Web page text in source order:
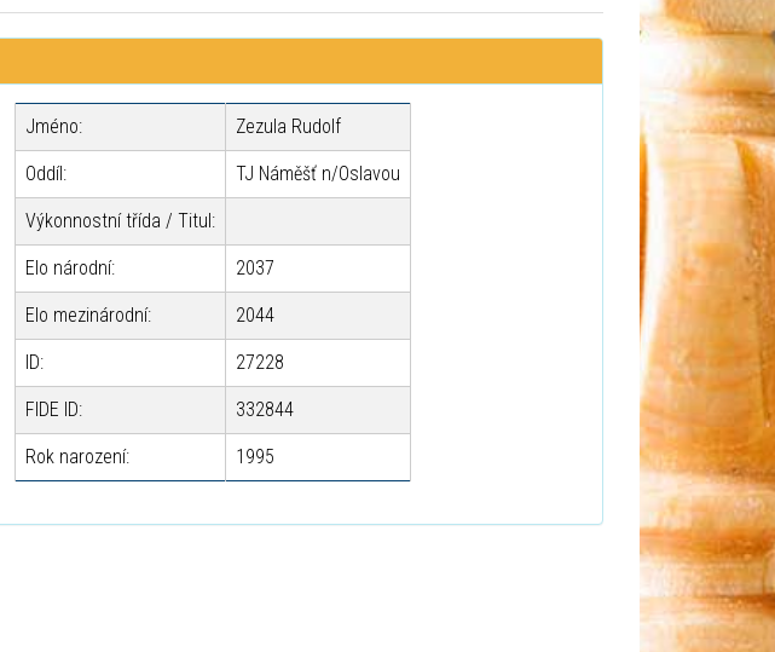
Jméno: Zezula Rudolf
Oddíl: TJ Náměšť n/Oslavou
Výkonnostní třída / Titul:
Elo národní: 2037
Elo mezinárodní: 2044
ID: 27228
FIDE ID: 332844
Rok narození: 1995